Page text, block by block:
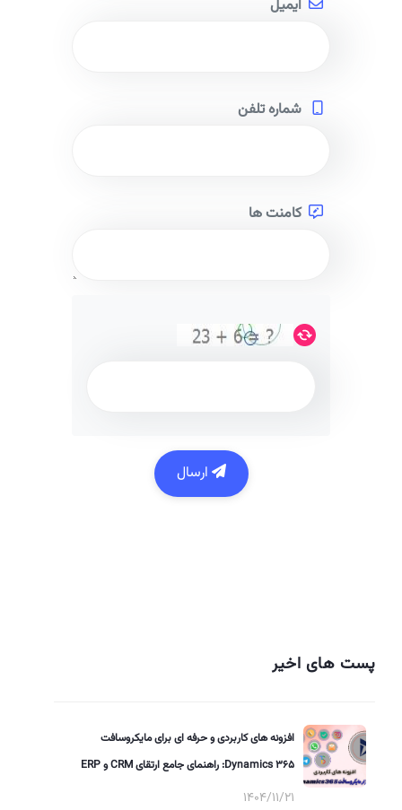
ایمیل
شماره تلفن
کامنت ها
پست های اخیر
افزونه های کاربردی و حرفه ای برای مایکروسافت
Dynamics 365: راهنمای جامع ارتقای CRM و ERP
1404/11/21